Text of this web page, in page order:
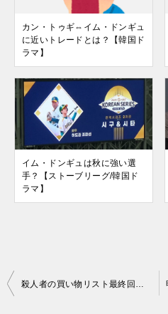
カン・トゥギ⇔イム・ドンギュ
に近いトレードとは？【韓国ド
ラマ】
イム・ドンギュは秋に強い選
手？【ストーブリーグ/韓国ド
ラマ】
投